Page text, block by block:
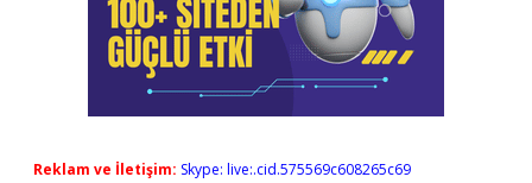
Reklam ve İletişim: Skype: live:.cid.575569c608265c69